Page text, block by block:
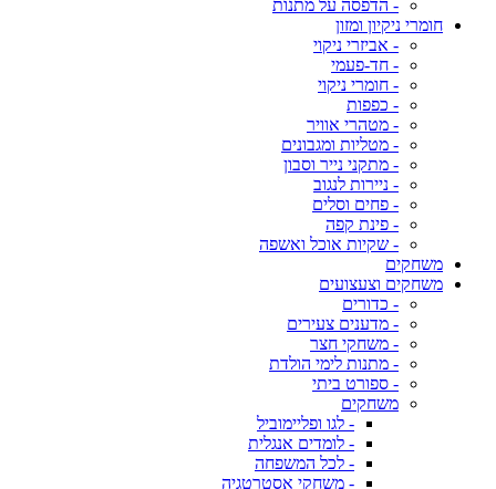
- הדפסה על מתנות
חומרי ניקיון ומזון
- אביזרי ניקוי
- חד-פעמי
- חומרי ניקוי
- כפפות
- מטהרי אוויר
- מטליות ומגבונים
- מתקני נייר וסבון
- ניירות לנגוב
- פחים וסלים
- פינת קפה
- שקיות אוכל ואשפה
משחקים
משחקים וצעצועים
- כדורים
- מדענים צעירים
- משחקי חצר
- מתנות לימי הולדת
- ספורט ביתי
משחקים
- לגו ופליימוביל
- לומדים אנגלית
- לכל המשפחה
- משחקי אסטרטגיה